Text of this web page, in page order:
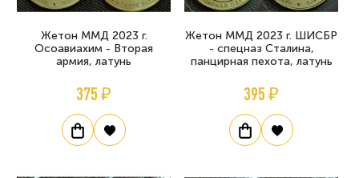
Жетон ММД 2023 г.
Осоавиахим - Вторая
армия, латунь
375 ₽
Жетон ММД 2023 г. ШИСБР
- спецназ Сталина,
панцирная пехота, латунь
395 ₽